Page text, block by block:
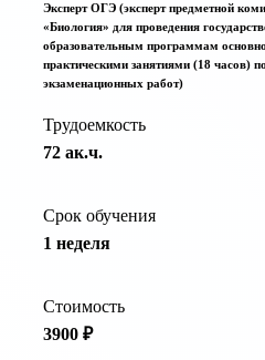
Эксперт ОГЭ (эксперт предметной
«Биология» для проведения
образовательным программам
практическими занятиями (18 часов)
экзаменационных работ)
Трудоемкость
72 ак.ч.
Срок обучения
1 неделя
Стоимость
3900 ₽